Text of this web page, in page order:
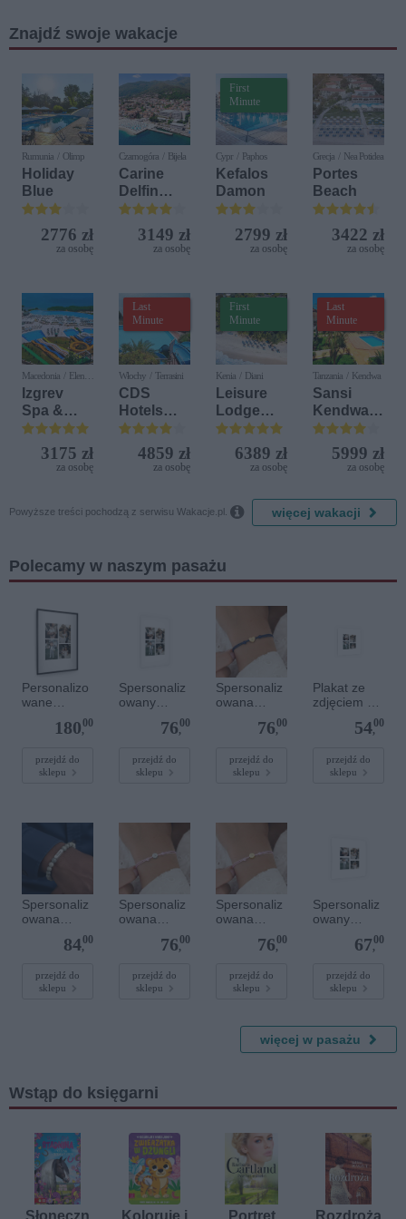
Znajdź swoje wakacje
Rumunia / Olimp
Holiday
Blue
2776 zł
za osobę
Czarnogóra / Bijela
Carine
Delfin
Bijela (ex.
Iberostar
Bijela
3149 zł
za osobę
First
Minute
Cypr / Paphos
Kefalos
Damon
2799 zł
za osobę
Grecja / Nea Potidea
Portes
Beach
3422 zł
za osobę
Macedonia / Elen
Kamen
Izgrev
Spa &
Aquapark
3175 zł
za osobę
Last
Minute
Włochy / Terrasini
CDS
Hotels
Terrasini
(ex. Citta
del Mare)
4859 zł
za osobę
First
Minute
Kenia / Diani
Leisure
Lodge
Beach &
Golf
Resort by
6389 zł
za osobę
Last
Minute
Tanzania / Kendwa
Sansi
Kendwa
Beach
Resort
5999 zł
za osobę
Powyższe treści pochodzą z serwisu Wakacje.pl.  więcej wakacji
Polecamy w naszym pasażu
Personalizo
wane
lakierowanej
70 cm
180,
00
przejdź do
sklepu
Spersonaliz
owany
plakat - 40 x
76,
00
przejdź do
sklepu
Spersonaliz
owana
bransoletka
sznurkowa -
Złote serce
76,
00
przejdź do
sklepu
Plakat ze
zdjęciem 20
54,
00
przejdź do
sklepu
Spersonaliz
owana
bransoletka
szlachetnym
i - Szary - M
84,
00
przejdź do
sklepu
Spersonaliz
owana
bransoletka
sznurkowa -
Srebrne
kółko
76,
00
przejdź do
sklepu
Spersonaliz
owana
bransoletka
sznurkowa -
Złote kółko
76,
00
przejdź do
sklepu
Spersonaliz
owany
plakat - 40 x
67,
00
przejdź do
sklepu
więcej w pasażu
Wstąp do księgarni
Słoneczn Koloruję i Portret Rozdroża